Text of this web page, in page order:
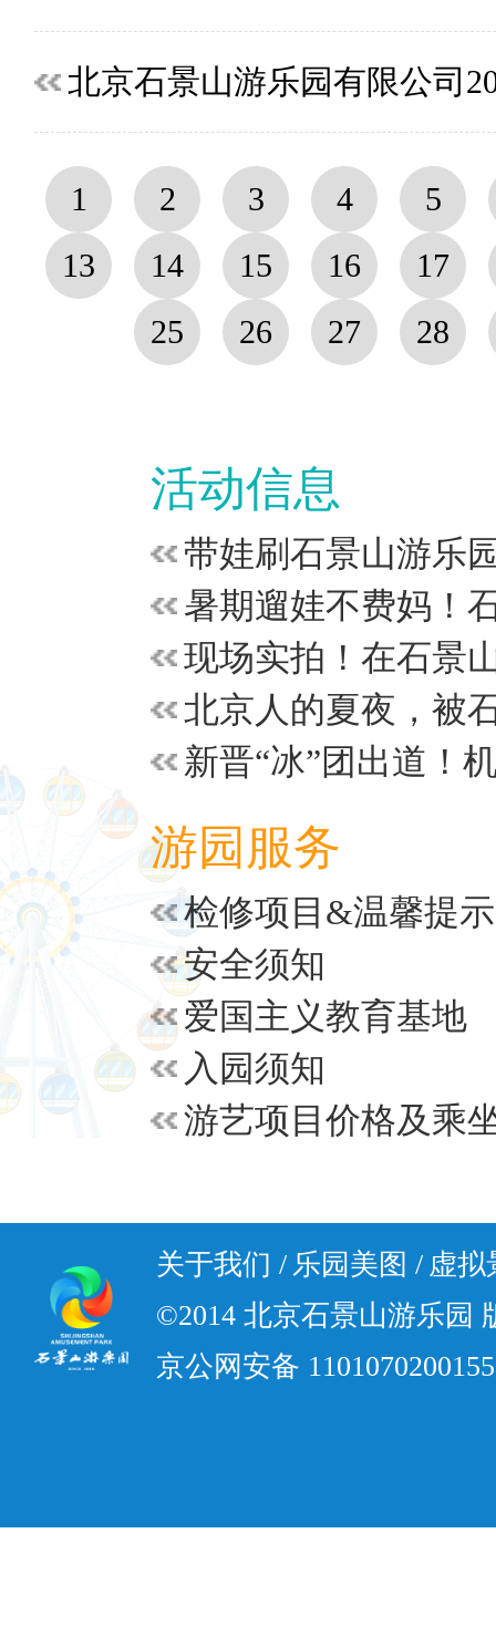
北京石景山游乐园有限公司
1 2 3 4
5
13
14 15 16
17
25
26 27 28
活动信息
游园服务
检修项目&温馨提示
安全须知
爱国主义教育基地
入园须知
关于我们 / 乐园美图 / 虚拟
©2014 北京石景山游乐园
京公网安备